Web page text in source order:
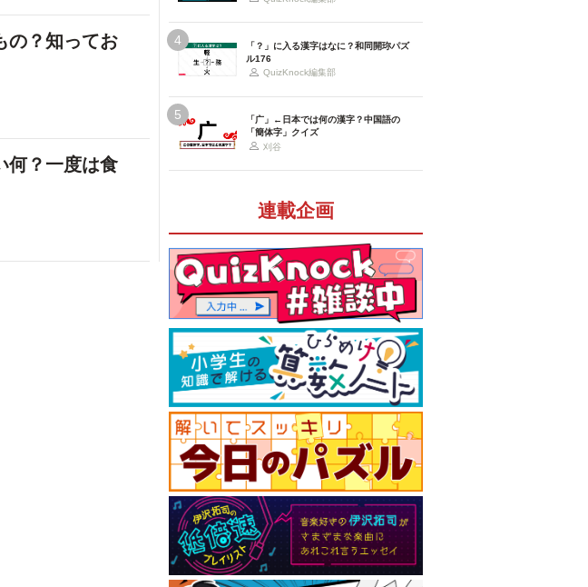
の？知ってお
何？一度は食
4
「？」に入る漢字はなに？和同開珎パズ
ル176
QuizKnock編集部
5
「广」←日本では何の漢字？中国語の
「簡体字」クイズ
刈谷
連載企画